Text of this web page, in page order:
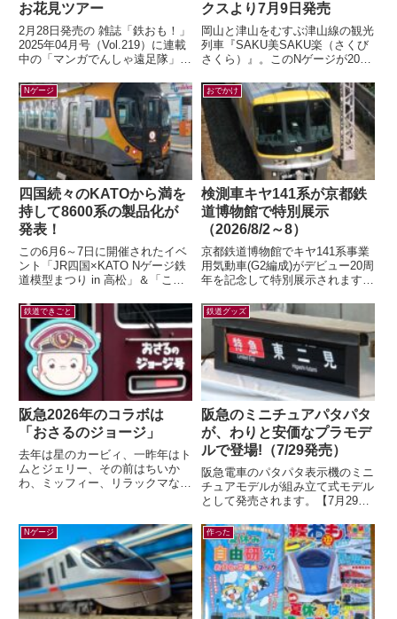
お花見ツアー
2月28日発売の 雑誌「鉄おも！」
2025年04月号（Vol.219）に連載
中の「マンガでんしゃ遠足隊」最
ロマンの山陽お花見ツアー...
クスより7月9日発売
岡山と津山をむすぶ津山線の観光
列車『SAKU美SAKU楽（さくび
さくら）』。このNゲージが2026
ックスにて限定販売されます...
Nゲージ
四国続々のKATOから満を
持して8600系の製品化が
発表！
この6月6～7日に開催されたイベ
ント「JR四国×KATO Nゲージ鉄
道模型まつり in 高松」＆「こと
模型メーカー各社から四国の...
おでかけ
検測車キヤ141系が京都鉄
道博物館で特別展示
（2026/8/2～8）
京都鉄道博物館でキヤ141系事業
用気動車(G2編成)がデビュー20周
年を記念して特別展示されます。
チケット販売リンク公開！！
（京...
鉄道できごと
阪急2026年のコラボは
「おさるのジョージ」
去年は星のカービィ、一昨年はト
ムとジェリー、その前はちいか
わ、ミッフィー、リラックマなど
のコラボレー...
鉄道グッズ
阪急のミニチュアパタパタ
が、わりと安価なプラモデ
ルで登場!（7/29発売）
阪急電車のパタパタ表示機のミニ
チュアモデルが組み立て式モデル
として発売されます。【7月29日
タパタ表示機が新登場！（HAN...
Nゲージ 作った